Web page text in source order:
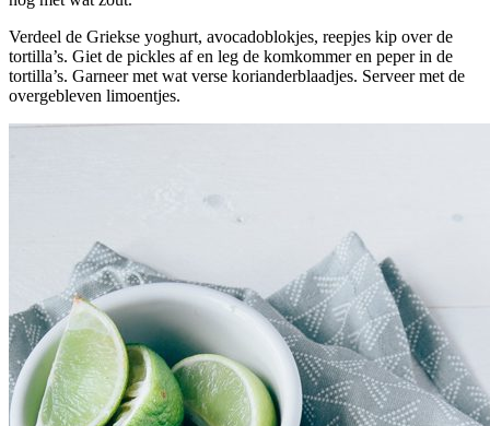
Verdeel de Griekse yoghurt, avocadoblokjes, reepjes kip over de
tortilla’s. Giet de pickles af en leg de komkommer en peper in de
tortilla’s. Garneer met wat verse korianderblaadjes. Serveer met de
overgebleven limoentjes.